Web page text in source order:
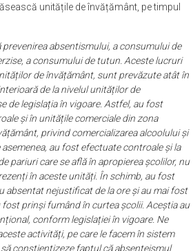
unitățile de învățământ, pe timpul
prevenirea absentismului, a consumului de
a consumului de tutun. Aceste lucruri
de învățământ, sunt prevăzute atât în
de la nivelul unităților de
de legislația în vigoare. Astfel, au fost
și în unitățile comerciale din zona
privind comercializarea alcoolului și
au fost efectuate controale și la
pariuri care se află în apropierea școlilor, nu
în aceste unități. În schimb, au fost
absentat nejustificat de la ore și au mai fost
fost prinși fumând în curtea școlii. Aceștia au
conform legislației în vigoare. Ne
activități, pe care le facem în sistem
conștientizeze faptul că absenteismul